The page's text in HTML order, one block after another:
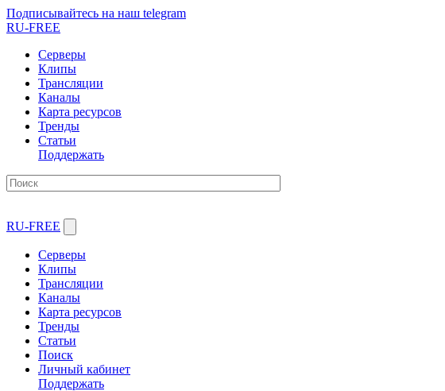
Подписывайтесь на наш telegram
RU-FREE
Серверы
Клипы
Трансляции
Каналы
Карта ресурсов
Тренды
Статьи
Поддержать
RU-FREE
Серверы
Клипы
Трансляции
Каналы
Карта ресурсов
Тренды
Статьи
Поиск
Личный кабинет
Поддержать